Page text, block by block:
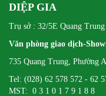
DIỆP GIA
Trụ sở : 32/5E Quang
Văn phòng giao dịch-
735 Quang Trung, Phường
Tel: (028) 62 578 572 - 62
MST: 0 3 1 0 1 7 9 1 8 8